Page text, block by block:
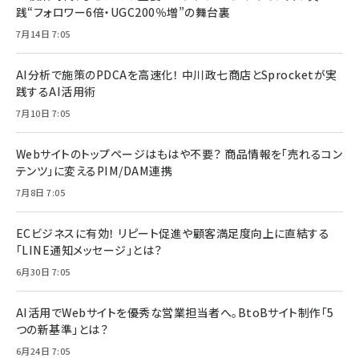
践“フォロワー6倍・UGC200％増”の舞台裏
7月14日 7:05
AI分析で施策のPDCAを高速化！ 中川政七商店とSprocketが実
践するAI活用術
7月10日 7:05
Webサイトのトップページはもはや不要？ 商品情報を「売れるコン
テンツ」に変えるPIM/DAM連携
7月8日 7:05
ECビジネスに有効！ リピート促進や顧客満足度向上に直結する
「LINE通知メッセージ」とは？
6月30日 7:05
AI活用でWebサイトを優秀な営業担当者へ。BtoBサイト制作「5
つの新基準」とは？
6月24日 7:05